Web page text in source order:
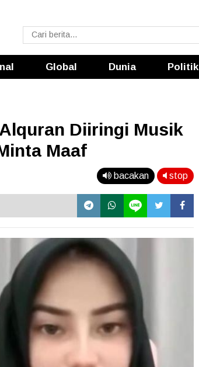
Global Dunia Politik
Diiringi Musik
Maaf
bacakan stop